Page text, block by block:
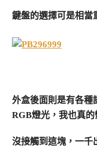
鍵盤的選擇可是相當
外盒後面則是有各種
RGB燈光，我也真的
沒接觸到這塊，一千